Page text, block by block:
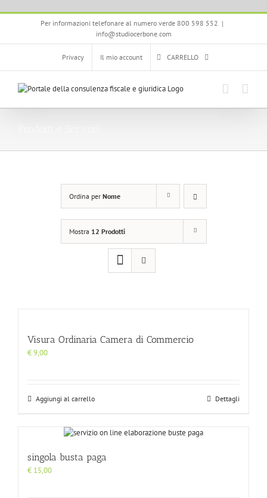
Salta
Per informazioni telefonare al numero verde 800 598 552 |
info@studiocerbone.com
Privacy Il mio account CARRELLO
Ordina per Nome
Mostra 12 Prodotti
Visura Ordinaria Camera di Commercio
€9,00
Aggiungi al carrello Dettagli
singola busta paga
€ 15,00